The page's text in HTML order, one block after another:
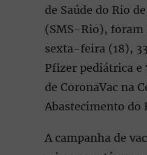
de Saúde do Rio
(SMS-Rio), foram
sexta-feira (18),
Pfizer pediátrica e
de CoronaVac na
Abastecimento do
A campanha de